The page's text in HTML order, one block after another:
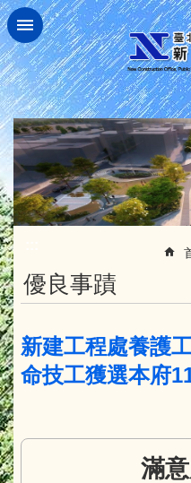
跳到主要內容區塊
優良事蹟
新建工程處養護
命技工獲選本府
滿